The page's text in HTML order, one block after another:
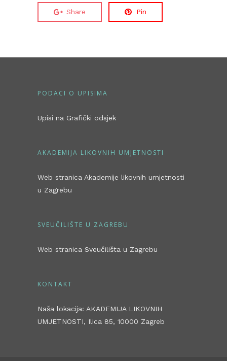
Share Pin
PODACI O UPISIMA
Upisi na Grafički odsjek
AKADEMIJA LIKOVNIH UMJETNOSTI
Web stranica Akademije likovnih umjetnosti
u Zagrebu
SVEUČILIŠTE U ZAGREBU
Web stranica Sveučilišta u Zagrebu
KONTAKT
Naša lokacija: AKADEMIJA LIKOVNIH
UMJETNOSTI, Ilica 85, 10000 Zagreb